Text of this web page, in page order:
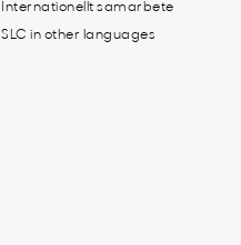
Internationellt samarbete
SLC in other languages